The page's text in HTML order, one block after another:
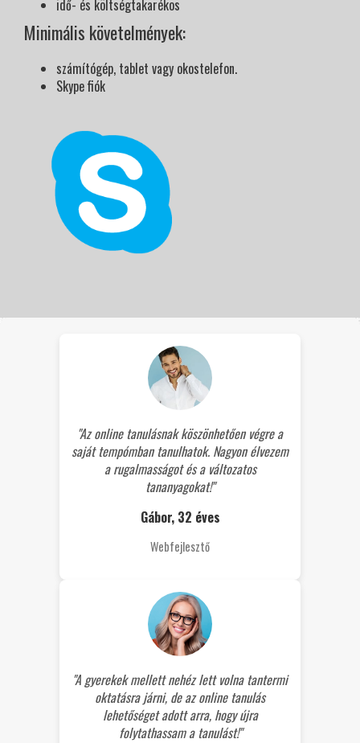
idő- és költségtakarékos
Minimális követelmények:
számítógép, tablet vagy okostelefon.
Skype fiók
"Az online tanulásnak köszönhetően végre a
saját tempómban tanulhatok. Nagyon élvezem
a rugalmasságot és a változatos
tananyagokat!"
Gábor, 32 éves
Webfejlesztő
"A gyerekek mellett nehéz lett volna tantermi
oktatásra járni, de az online tanulás
lehetőséget adott arra, hogy újra
folytathassam a tanulást!"